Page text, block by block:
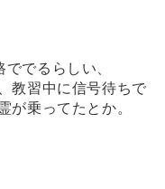
でるらしい、
教習中に信号待ちで
が乗ってたとか。